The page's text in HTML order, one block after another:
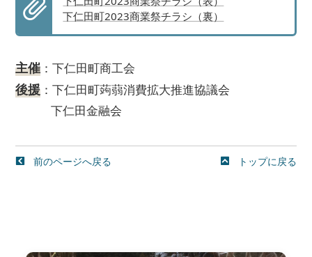
下仁田町2023商業祭チラシ（裏）
主催 ：下仁田町商工会
後援 ：下仁田町蒟蒻消費拡大推進協議会
下仁田金融会
前のページへ戻る トップに戻る